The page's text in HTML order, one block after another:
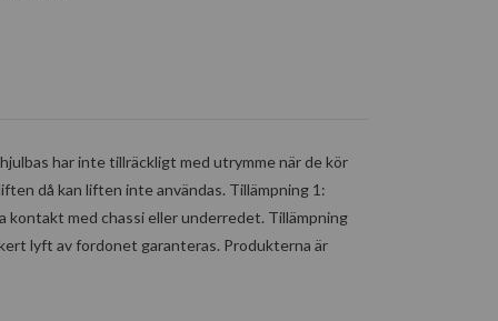
har inte tillräckligt med utrymme när de kör
då kan liften inte användas. Tillämpning 1:
med chassi eller underredet. Tillämpning
lyft av fordonet garanteras. Produkterna är